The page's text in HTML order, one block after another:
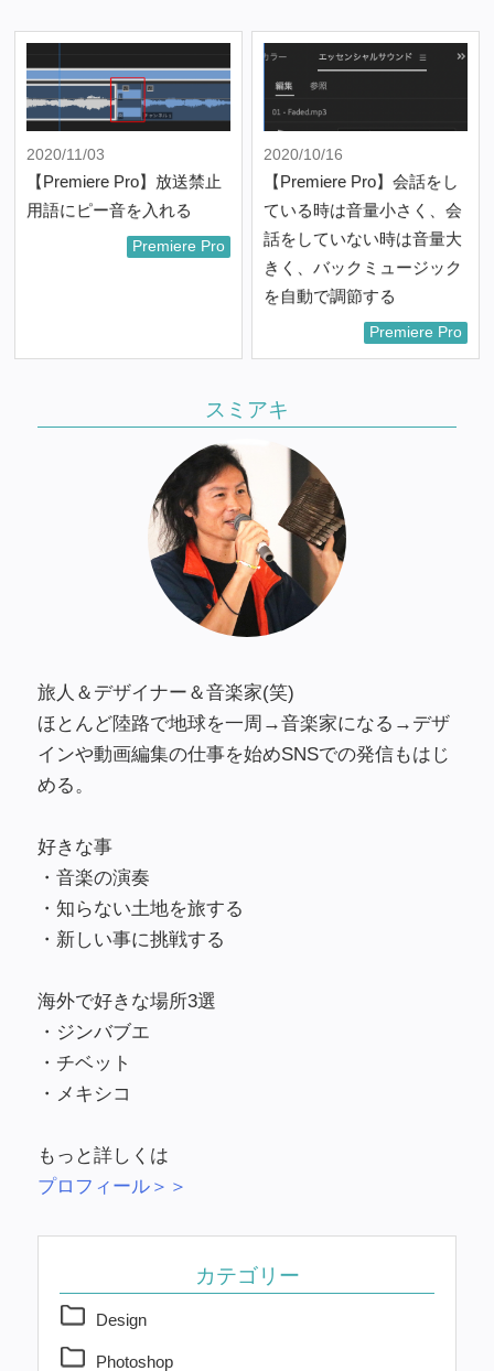
2020/11/03
【Premiere Pro】放送禁止
用語にピー音を入れる
Premiere Pro
2020/10/16
【Premiere Pro】会話をし
ている時は音量小さく、会
話をしていない時は音量大
きく、バックミュージック
を自動で調節する
Premiere Pro
スミアキ
旅人＆デザイナー＆音楽家(笑)
ほとんど陸路で地球を一周→音楽家になる→デザ
インや動画編集の仕事を始めSNSでの発信もはじ
める。
好きな事
・音楽の演奏
・知らない土地を旅する
・新しい事に挑戦する
海外で好きな場所3選
・ジンバブエ
・チベット
・メキシコ
もっと詳しくは
プロフィール＞＞
カテゴリー
Design
Photoshop